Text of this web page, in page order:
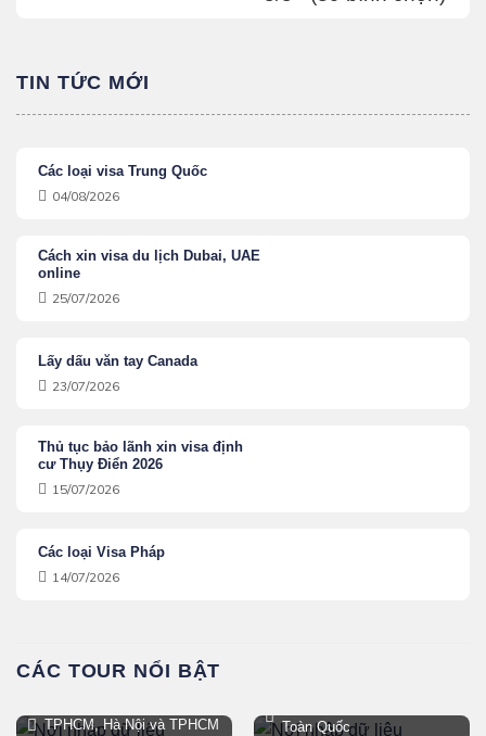
TIN TỨC MỚI
Các loại visa Trung Quốc
04/08/2026
Cách xin visa du lịch Dubai, UAE
online
25/07/2026
Lấy dấu văn tay Canada
23/07/2026
Thủ tục bảo lãnh xin visa định
cư Thụy Điển 2026
15/07/2026
Các loại Visa Pháp
14/07/2026
CÁC TOUR NỔI BẬT
TPHCM, Hà Nội và TPHCM
Toàn Quốc